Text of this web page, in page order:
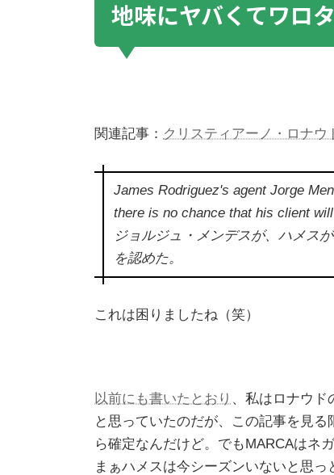
地味にヤバくてワロタ
関連記事： クリスティアーノ・ロナ
James Rodriguez's agent Jorge
there is no chance that his client
ジョルジュ・メンデスが、ハメス
を認めた。
これは困りましたね（笑）
以前にも書いたとおり 、私はロナウド
と思っていたのだが、この記事を見
ら確定なんだけど。でもMARCAはネ
まぁハメスは今シーズンいないと思っ